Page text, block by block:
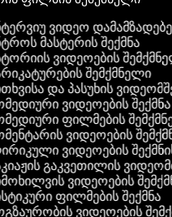
ვიდეო
მასტერის შექმნა
ვიდეოების
შემქმნელი
და პასუხის
ვიდეოების შექმნა
ფილმების
ვიდეოების
ვიდეოების
გაკვეთილის
ვიდეოების
ფილმების შექმნა
ვიდეოების